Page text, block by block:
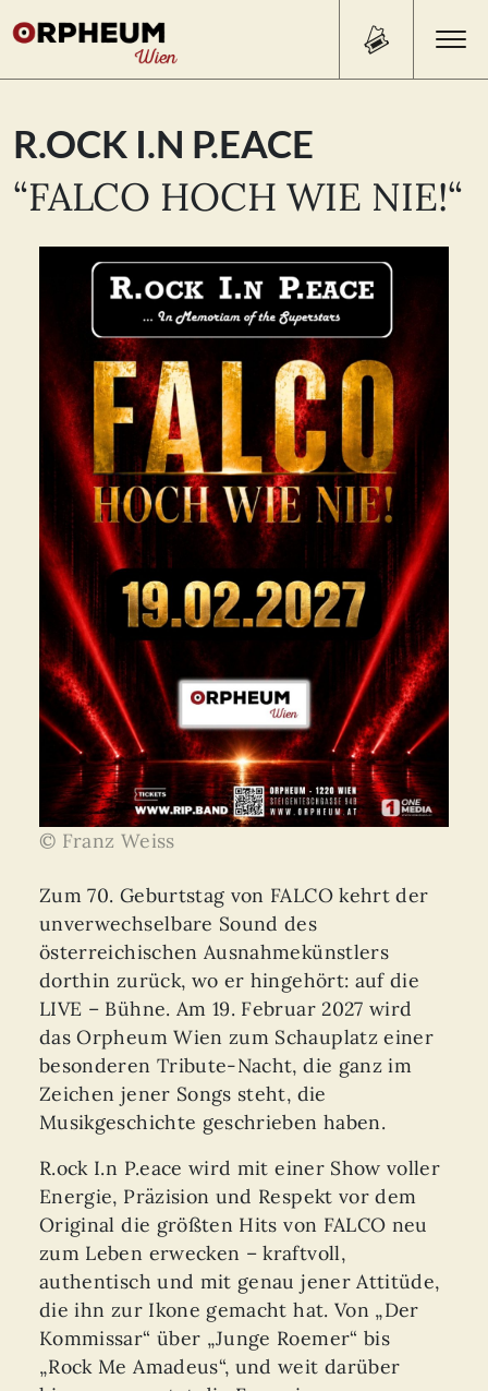
Search
for:
PROGRAMM/TICKETS
BEISL
ÜBER UNS
KONTAKT
R.OCK I.N P.EACE
“FALCO HOCH WIE NIE!“
© Franz Weiss
Zum 70. Geburtstag von FALCO kehrt der
unverwechselbare Sound des
österreichischen Ausnahmekünstlers
dorthin zurück, wo er hingehört: auf die
LIVE – Bühne. Am 19. Februar 2027 wird
das Orpheum Wien zum Schauplatz einer
besonderen Tribute-Nacht, die ganz im
Zeichen jener Songs steht, die
Musikgeschichte geschrieben haben.
R.ock I.n P.eace wird mit einer Show voller
Energie, Präzision und Respekt vor dem
Original die größten Hits von FALCO neu
zum Leben erwecken – kraftvoll,
authentisch und mit genau jener Attitüde,
die ihn zur Ikone gemacht hat. Von „Der
Kommissar“ über „Junge Roemer“ bis
„Rock Me Amadeus“, und weit darüber